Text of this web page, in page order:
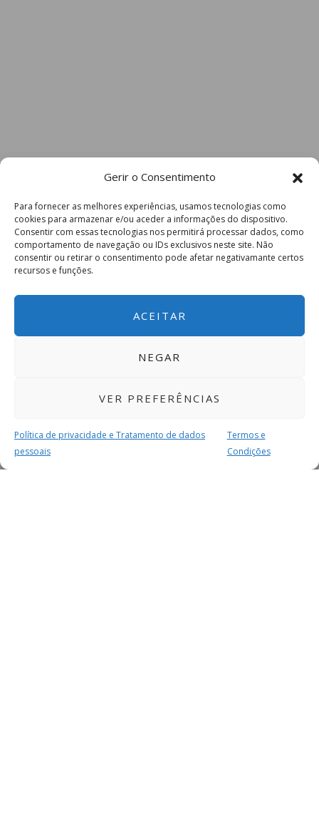
Gerir o Consentimento
Para fornecer as melhores experiências, usamos tecnologias como
cookies para armazenar e/ou aceder a informações do dispositivo.
Consentir com essas tecnologias nos permitirá processar dados, como
comportamento de navegação ou IDs exclusivos neste site. Não
consentir ou retirar o consentimento pode afetar negativamante certos
recursos e funções.
ACEITAR
NEGAR
VER PREFERÊNCIAS
Política de privacidade e Tratamento de dados
pessoais
Termos e
Condições